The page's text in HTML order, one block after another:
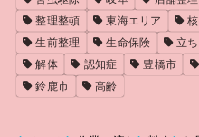
整理整頓
東海エリア
生前整理
生命保険 立
解体
認知症 豊橋市
鈴鹿市
高齢